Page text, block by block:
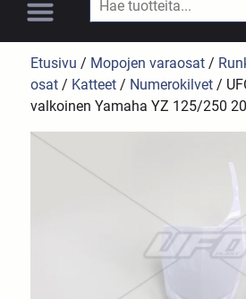
Etusivu / Mopojen varaosat /
osat / Katteet / Numerokilvet /
valkoinen Yamaha YZ 125/250